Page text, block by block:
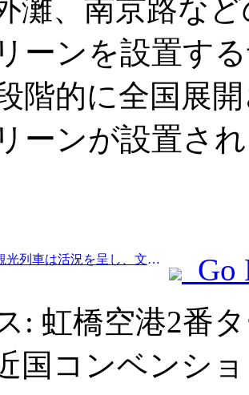
灘、南京路な
ーンを設置す
階的に全国展
ーンが設置さ
Prev:新疆の観光列車は活況を呈し、文化と観光経済を活性化させている。
Go
: 虹橋空港2番
国コンベンシ